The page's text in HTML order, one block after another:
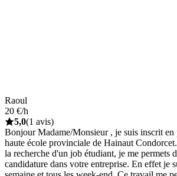
Raoul
20 €/h
5,0(1 avis)
Bonjour Madame/Monsieur , je suis inscrit en
haute école provinciale de Hainaut
la recherche d'un job étudiant, je me permets
candidature dans votre entreprise. En effet je